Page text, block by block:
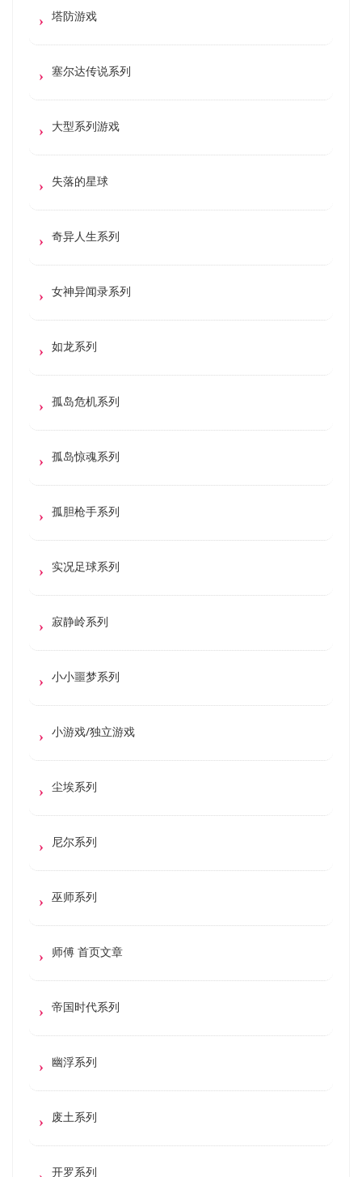
塔防游戏
塞尔达传说系列
大型系列游戏
失落的星球
奇异人生系列
女神异闻录系列
如龙系列
孤岛危机系列
孤岛惊魂系列
孤胆枪手系列
实况足球系列
寂静岭系列
小小噩梦系列
小游戏/独立游戏
尘埃系列
尼尔系列
巫师系列
师傅 首页文章
帝国时代系列
幽浮系列
废土系列
开罗系列